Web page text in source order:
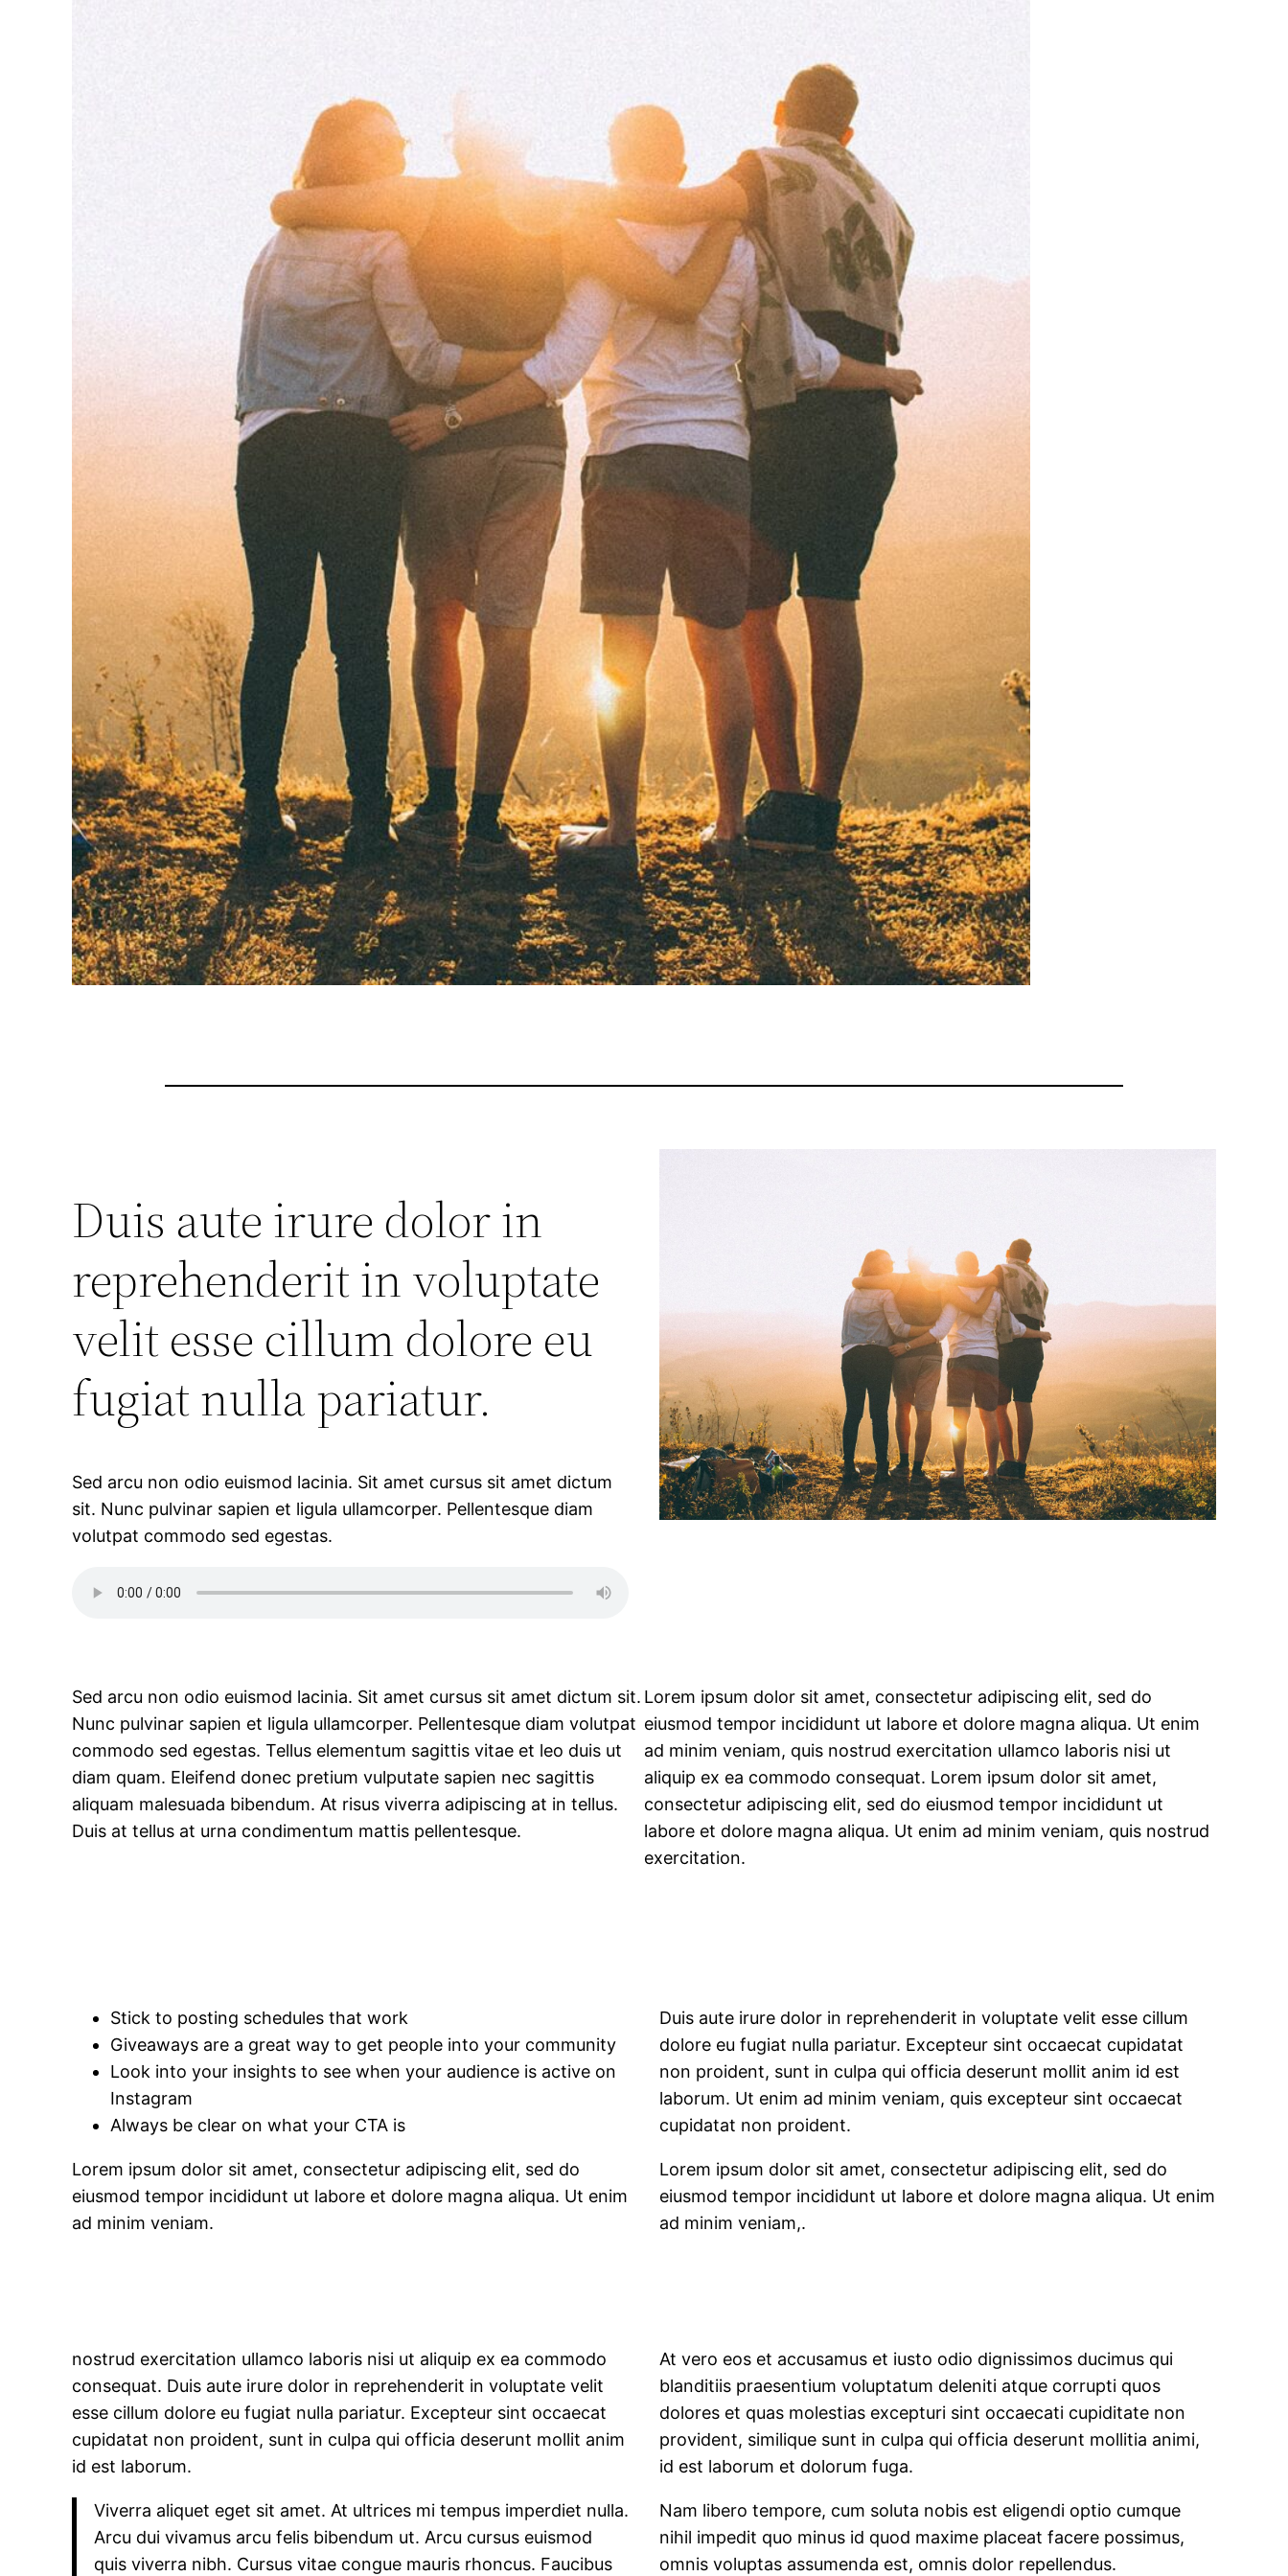
Duis aute irure dolor in
reprehenderit in voluptate
velit esse cillum dolore eu
fugiat nulla pariatur.
Sed arcu non odio euismod lacinia. Sit amet cursus sit amet dictum
sit. Nunc pulvinar sapien et ligula ullamcorper. Pellentesque diam
volutpat commodo sed egestas.
Sed arcu non odio euismod lacinia. Sit amet cursus sit amet dictum sit.
Nunc pulvinar sapien et ligula ullamcorper. Pellentesque diam volutpat
commodo sed egestas. Tellus elementum sagittis vitae et leo duis ut
diam quam. Eleifend donec pretium vulputate sapien nec sagittis
aliquam malesuada bibendum. At risus viverra adipiscing at in tellus.
Duis at tellus at urna condimentum mattis pellentesque.
Lorem ipsum dolor sit amet, consectetur adipiscing elit, sed do
eiusmod tempor incididunt ut labore et dolore magna aliqua. Ut enim
ad minim veniam, quis nostrud exercitation ullamco laboris nisi ut
aliquip ex ea commodo consequat. Lorem ipsum dolor sit amet,
consectetur adipiscing elit, sed do eiusmod tempor incididunt ut
labore et dolore magna aliqua. Ut enim ad minim veniam, quis nostrud
exercitation.
Stick to posting schedules that work
Giveaways are a great way to get people into your community
Look into your insights to see when your audience is active on
Instagram
Always be clear on what your CTA is
Lorem ipsum dolor sit amet, consectetur adipiscing elit, sed do
eiusmod tempor incididunt ut labore et dolore magna aliqua. Ut enim
ad minim veniam.
Duis aute irure dolor in reprehenderit in voluptate velit esse cillum
dolore eu fugiat nulla pariatur. Excepteur sint occaecat cupidatat
non proident, sunt in culpa qui officia deserunt mollit anim id est
laborum. Ut enim ad minim veniam, quis excepteur sint occaecat
cupidatat non proident.
Lorem ipsum dolor sit amet, consectetur adipiscing elit, sed do
eiusmod tempor incididunt ut labore et dolore magna aliqua. Ut enim
ad minim veniam,.
nostrud exercitation ullamco laboris nisi ut aliquip ex ea commodo
consequat. Duis aute irure dolor in reprehenderit in voluptate velit
esse cillum dolore eu fugiat nulla pariatur. Excepteur sint occaecat
cupidatat non proident, sunt in culpa qui officia deserunt mollit anim
id est laborum.
Viverra aliquet eget sit amet. At ultrices mi tempus imperdiet nulla.
Arcu dui vivamus arcu felis bibendum ut. Arcu cursus euismod
quis viverra nibh. Cursus vitae congue mauris rhoncus. Faucibus
At vero eos et accusamus et iusto odio dignissimos ducimus qui
blanditiis praesentium voluptatum deleniti atque corrupti quos
dolores et quas molestias excepturi sint occaecati cupiditate non
provident, similique sunt in culpa qui officia deserunt mollitia animi,
id est laborum et dolorum fuga.
Nam libero tempore, cum soluta nobis est eligendi optio cumque
nihil impedit quo minus id quod maxime placeat facere possimus,
omnis voluptas assumenda est, omnis dolor repellendus.